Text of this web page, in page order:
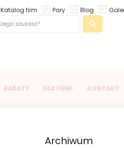
Katalog firm Pary Blog
RABATY DLA FIRM KONTAKT
Archiwum